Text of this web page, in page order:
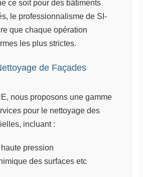
ce soit pour des bâtiments
le professionnalisme de SI-
que chaque opération
les plus strictes.
de Façades
nous proposons une gamme
pour le nettoyage des
incluant :
pression
des surfaces etc